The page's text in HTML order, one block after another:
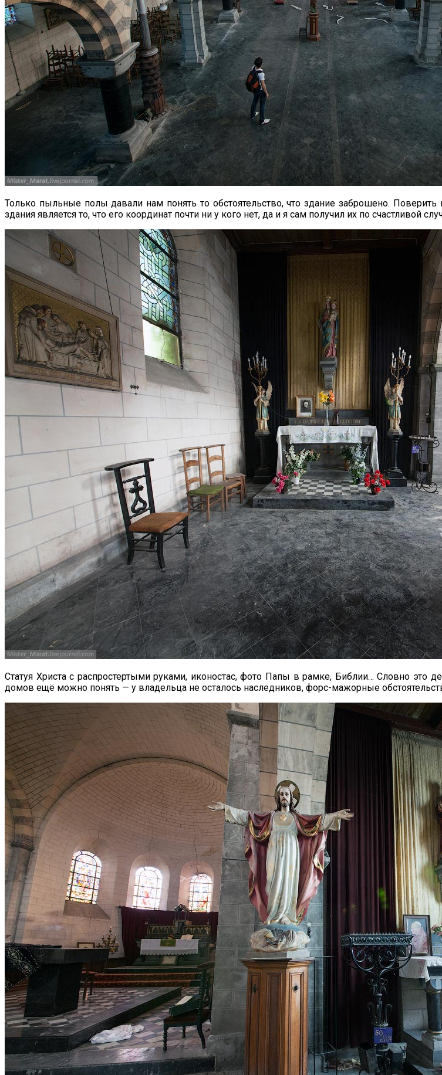
Только пыльные полы давали нам понять то обстоятельство, что здание заброшено.
здания является то, что его координат почти ни у кого нет, да и я сам получил их по счастливой
Статуя Христа с распростертыми руками, иконостас, фото Папы в рамке, Библии… Словно это
домов ещё можно понять — у владельца не осталось наследников, форс-мажорные